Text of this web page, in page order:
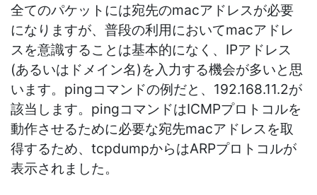
全てのパケットには宛先のmacアドレスが必要
になりますが、普段の利用においてmacアドレ
スを意識することは基本的になく、IPアドレス
(あるいはドメイン名)を入力する機会が多いと思
います。pingコマンドの例だと、 192.168.11.2が
該当します。pingコマンドはICMPプロトコルを
動作させるために必要な宛先macアドレスを取
得するため、tcpdumpからはARPプロトコルが
表示されました。